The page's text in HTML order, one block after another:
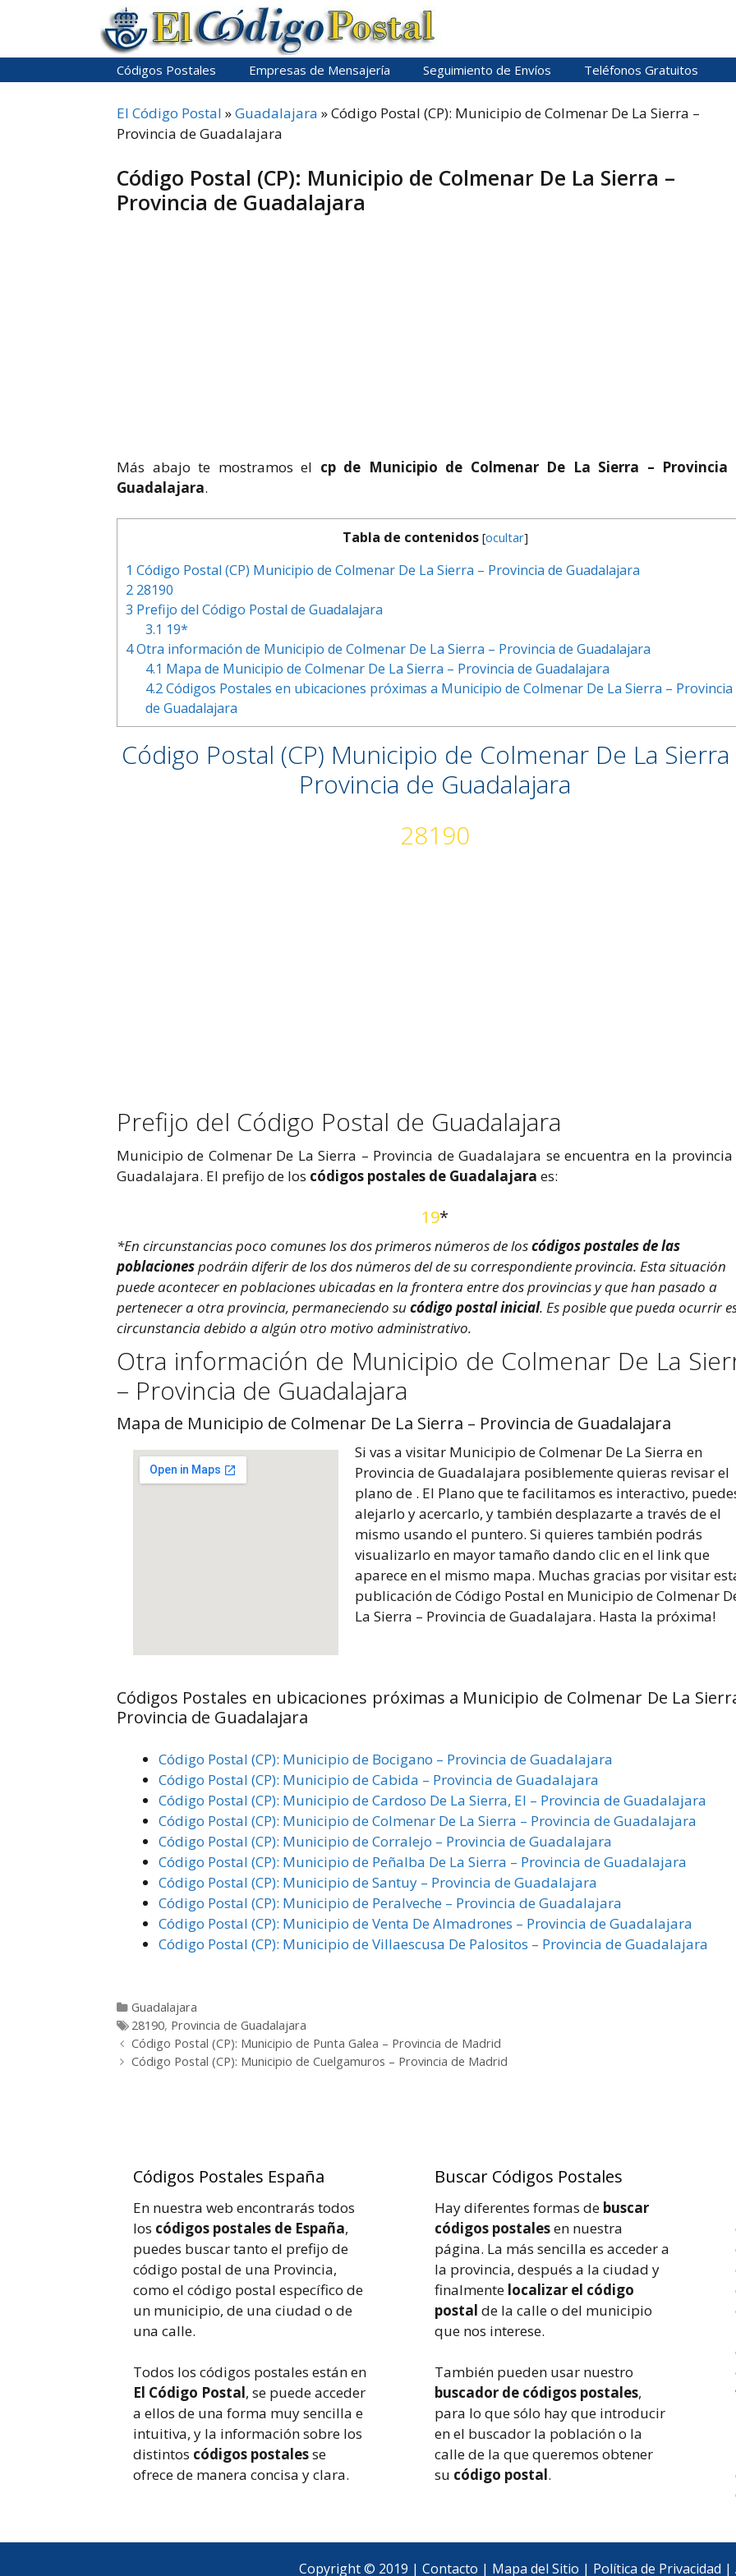
Códigos Postales Empresas de Mensajería Seguimiento de Envíos Teléfonos Gratuitos
El Código Postal »Guadalajara »Código Postal (CP): Municipio de Colmenar De La Sierra –
Provincia de Guadalajara
Código Postal (CP): Municipio de Colmenar De La Sierra –
Provincia de Guadalajara
Más abajo te mostramos el cp de Municipio de Colmenar De La Sierra – Provincia
Guadalajara.
Tabla de contenidos [ocultar]
1 Código Postal (CP) Municipio de Colmenar De La Sierra – Provincia de Guadalajara
2 28190
3 Prefijo del Código Postal de Guadalajara
3.1 19*
4Otra información de Municipio de Colmenar De La Sierra – Provincia de Guadalajara
4.1 Mapa de Municipio de Colmenar De La Sierra – Provincia de Guadalajara
4.2Códigos Postales en ubicaciones próximas a Municipio de Colmenar De La Sierra – Provincia
de Guadalajara
Código Postal (CP) Municipio de Colmenar De La Sierra
Provincia de Guadalajara
28190
Prefijo del Código Postal de Guadalajara
Municipio de Colmenar De La Sierra – Provincia de Guadalajara se encuentra en la provincia
Guadalajara. El prefijo de los códigos postales de Guadalajara es:
19*
*En circunstancias poco comunes los dos primeros números de loscódigos postales de las
poblacionespodráin diferir de los dos números del de su correspondiente provincia. Esta situación
puede acontecer en poblaciones ubicadas en la frontera entre dos provincias y que han pasado a
pertenecer a otra provincia, permaneciendo sucódigo postal inicial. Es posible que pueda ocurrir
circunstancia debido a algún otro motivo administrativo.
Otra información de Municipio de Colmenar De La
– Provincia de Guadalajara
Mapa de Municipio de Colmenar De La Sierra – Provincia de Guadalajara
Si vas a visitar Municipio de Colmenar De La Sierra en
Provincia de Guadalajara posiblemente quieras revisar el
plano de . El Plano que te facilitamos es interactivo,
alejarlo y acercarlo, y también desplazarte a través de el
mismo usando el puntero. Si quieres también podrás
visualizarlo en mayor tamaño dando clic en el link que
aparece en el mismo mapa. Muchas gracias por visitar
publicación de Código Postal en Municipio de Colmenar
La Sierra – Provincia de Guadalajara. Hasta la próxima!
Códigos Postales en ubicaciones próximas a Municipio de Colmenar De La
Provincia de Guadalajara
Código Postal (CP): Municipio de Bocigano – Provincia de Guadalajara
Código Postal (CP): Municipio de Cabida – Provincia de Guadalajara
Código Postal (CP): Municipio de Cardoso De La Sierra, El – Provincia de Guadalajara
Código Postal (CP): Municipio de Colmenar De La Sierra – Provincia de Guadalajara
Código Postal (CP): Municipio de Corralejo – Provincia de Guadalajara
Código Postal (CP): Municipio de Peñalba De La Sierra – Provincia de Guadalajara
Código Postal (CP): Municipio de Santuy – Provincia de Guadalajara
Código Postal (CP): Municipio de Peralveche – Provincia de Guadalajara
Código Postal (CP): Municipio de Venta De Almadrones – Provincia de Guadalajara
Código Postal (CP): Municipio de Villaescusa De Palositos – Provincia de Guadalajara
Categorías
Guadalajara
Etiquetas
28190, Provincia de Guadalajara
Post
navigation
Código Postal (CP): Municipio de Punta Galea – Provincia de Madrid
Código Postal (CP): Municipio de Cuelgamuros – Provincia de Madrid
Códigos Postales España
En nuestra web encontrarás todos
los códigos postales de España,
puedes buscar tanto el prefijo de
código postal de una Provincia,
como el código postal específico de
un municipio, de una ciudad o de
una calle.
Todos los códigos postales están en
El Código Postal, se puede acceder
a ellos de una forma muy sencilla e
intuitiva, y la información sobre los
distintos códigos postalesse
ofrece de manera concisa y clara.
Buscar Códigos Postales
Hay diferentes formas de buscar
códigos postalesen nuestra
página. La más sencilla es acceder a
la provincia, después a la ciudad y
finalmente localizar el código
postal de la calle o del municipio
que nos interese.
También pueden usar nuestro
buscador de códigos postales,
para lo que sólo hay que introducir
en el buscador la población o la
calle de la que queremos obtener
su código postal.
Copyright © 2019 | Contacto | Mapa del Sitio | Política de Privacidad |